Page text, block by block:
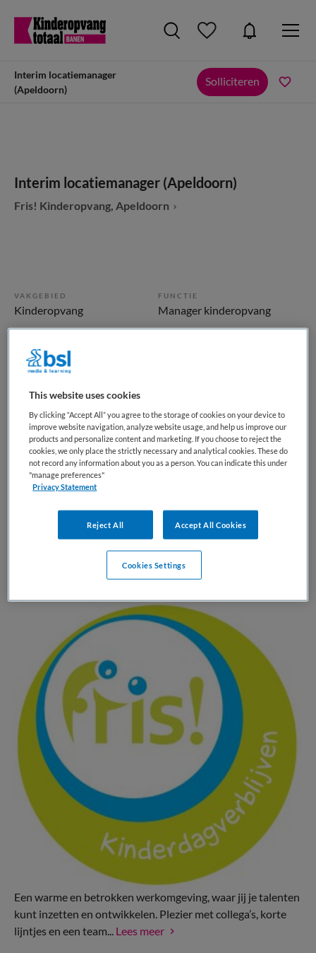
Interim locatiemanager
(Apeldoorn)
Solliciteren
Interim locatiemanager (Apeldoorn)
Fris! Kinderopvang, Apeldoorn
VAKGEBIED
Kinderopvang
FUNCTIE
Manager kinderopvang
BSO
15 april 2026
ERVARING
Ervaren
DIENSTVERBAND
Parttime
Vacature niet beschikbaar
Deze vacature Interim locatiemanager (Apeldoorn) bij Fris!
Kinderopvang is niet meer actueel. Hieronder staan enkele
Een warme en betrokken werkomgeving, waar jij je talenten
kunt inzetten en ontwikkelen. Plezier met collega’s, korte
lijntjes en een team... Lees meer
This website uses cookies
By clicking “Accept All” you agree to the storage of cookies on your device to
improve website navigation, analyze website usage, and help us improve our
products and personalize content and marketing. If you choose to reject the
cookies, we only place the strictly necessary and analytical cookies. These do
not record any information about you as a person. You can indicate this under
"manage preferences"
Privacy Statement
Reject All Accept All Cookies
Cookies Settings